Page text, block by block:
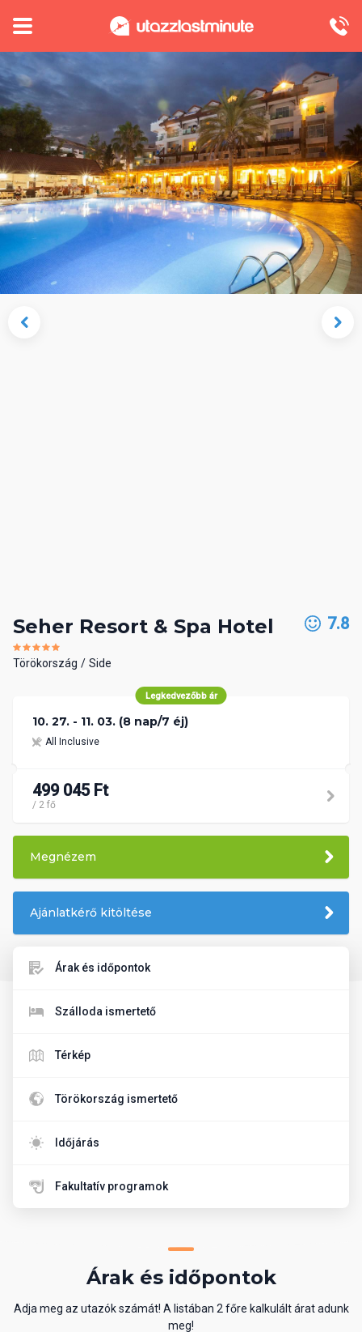
Seher Resort & Spa Hotel
Törökország Side
7.8
Legkedvezőbb ár
10. 27. - 11. 03. (8 nap/7 éj)
All Inclusive
499 045 Ft
/ 2 fő
Megnézem
Ajánlatkérő kitöltése
Árak és időpontok
Szálloda ismertető
Térkép
Törökország ismertető
Időjárás
Fakultatív programok
Árak és időpontok
Adja meg az utazók számát! A listában 2 főre kalkulált árat adunk
meg!